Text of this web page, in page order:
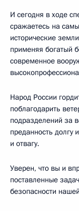
И сегодня в ходе
сражаетесь на
исторические
применяя богатый
современное
Народ России
поблагодарить
подразделений за
преданность долгу
и отвагу.
Уверен, что вы и
поставленные
безопасности